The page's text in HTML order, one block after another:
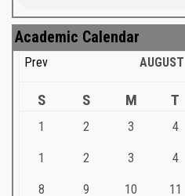
Academic Calendar
Prev AUGUST
S S M T
1 2 3 4
1 2 3 4
8 9 10 11